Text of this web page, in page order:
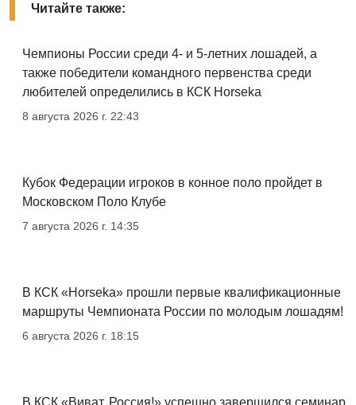
Читайте также:
Чемпионы России среди 4- и 5-летних лошадей, а
также победители командного первенства среди
любителей определились в КСК Horseka
8 августа 2026 г. 22:43
Кубок Федерации игроков в конное поло пройдет в
Московском Поло Клубе
7 августа 2026 г. 14:35
В КСК «Horseka» прошли первые квалификационные
маршруты Чемпионата России по молодым лошадям!
6 августа 2026 г. 18:15
В КСК «Виват, Россия!» успешно завершился семинар